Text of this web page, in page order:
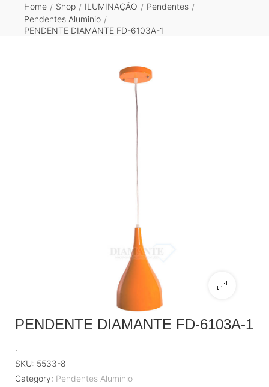
Home / Shop / ILUMINAÇÃO / Pendentes /
Pendentes Aluminio /
PENDENTE DIAMANTE FD-6103A-1
PENDENTE DIAMANTE FD-6103A-1
.
SKU: 5533-8
Category: Pendentes Aluminio